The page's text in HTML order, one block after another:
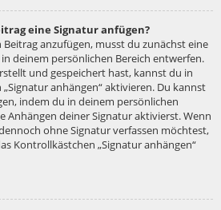
eine Signatur anfügen?
anzufügen, musst du zunächst eine
deinem persönlichen Bereich entwerfen.
und gespeichert hast, kannst du in
anhängen“ aktivieren. Du kannst
indem du in deinem persönlichen
Anhängen deiner Signatur aktivierst. Wenn
ohne Signatur verfassen möchtest,
Kontrollkästchen „Signatur anhängen“